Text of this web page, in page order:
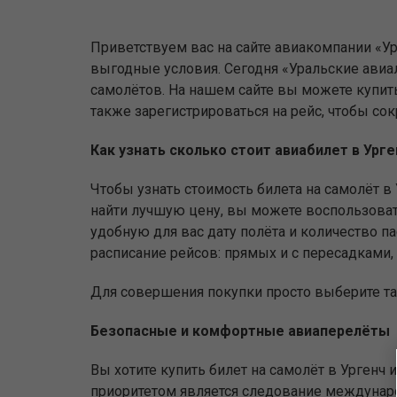
Приветствуем вас на сайте авиакомпании
выгодные условия. Сегодня «Уральские
самолётов. На нашем сайте вы можете
также зарегистрироваться на рейс, чтобы
Как узнать сколько стоит авиабилет в
Чтобы узнать стоимость билета на самолёт
найти лучшую цену, вы можете
удобную для вас дату полёта и количество
расписание рейсов: прямых и с
Для совершения покупки просто выберите
Безопасные и комфортные авиаперелёты
Вы хотите купить билет на самолёт в
приоритетом является следование